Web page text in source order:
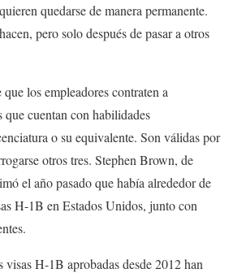
quedarse de manera permanente.
pero solo después de pasar a otros
los empleadores contraten a
que cuentan con habilidades
o su equivalente. Son válidas por
otros tres. Stephen Brown, de
el año pasado que había alrededor de
H-1B en Estados Unidos, junto con
H-1B aprobadas desde 2012 han